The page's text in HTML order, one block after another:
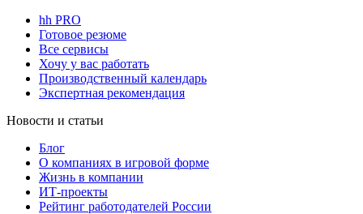
hh PRO
Готовое резюме
Все сервисы
Хочу у вас работать
Производственный календарь
Экспертная рекомендация
Новости и статьи
Блог
О компаниях в игровой форме
Жизнь в компании
ИТ-проекты
Рейтинг работодателей России